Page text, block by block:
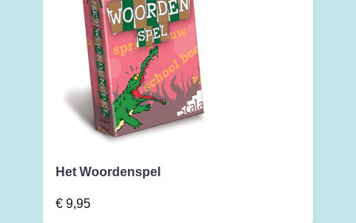
Het Woordenspel
€ 9,95